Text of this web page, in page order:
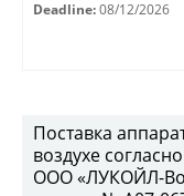
Deadline: 08/12/2026
Поставка
воздухе
ООО «ЛУКОЙЛ-